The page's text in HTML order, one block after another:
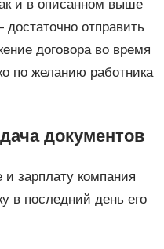
и в описанном выше
отправить
договора во время
по желанию работника
документов
и зарплату компания
в последний день его